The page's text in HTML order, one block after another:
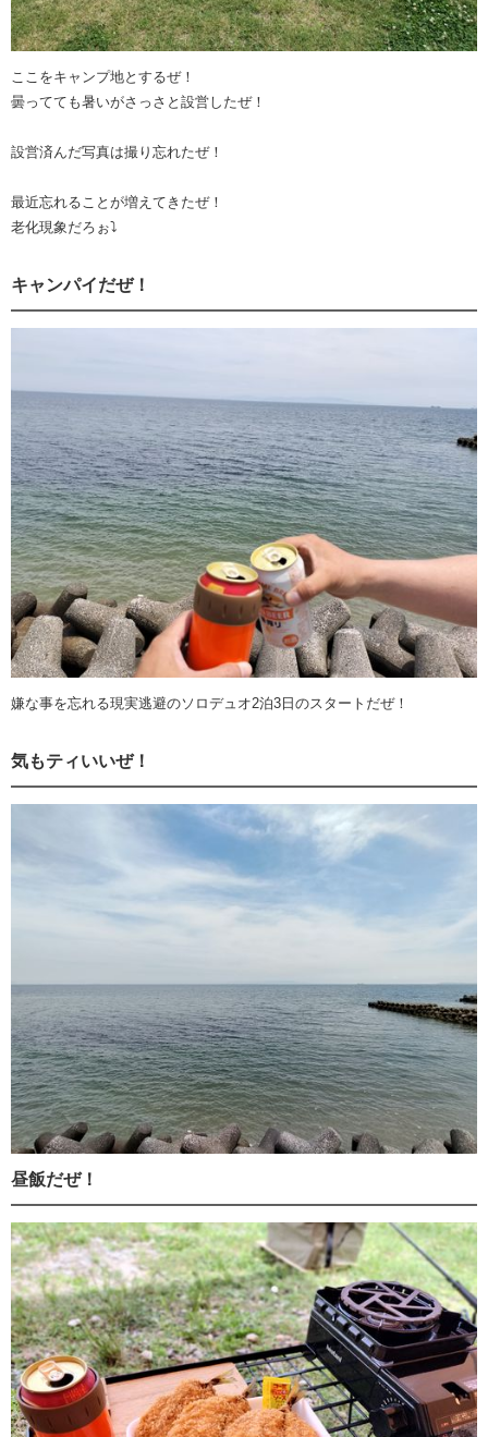
ここをキャンプ地とするぜ！
曇ってても暑いがさっさと設営したぜ！
設営済んだ写真は撮り忘れたぜ！
最近忘れることが増えてきたぜ！
老化現象だろぉ⤵︎
キャンパイだぜ！
嫌な事を忘れる現実逃避のソロデュオ2泊3日のスタートだぜ！
気もティいいぜ！
昼飯だぜ！